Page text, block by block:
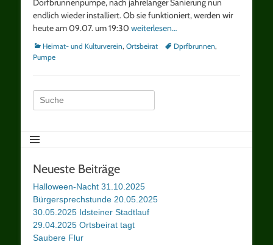
Dorfbrunnenpumpe, nach jahrelanger Sanierung nun
endlich wieder installiert. Ob sie funktioniert, werden wir
heute am 09.07. um 19:30 weiterlesen…
Kategorien
Heimat- und Kulturverein, Ortsbeirat Schlagworte
Dprfbrunnen,
Pumpe
Suche
nach:
Neueste Beiträge
Halloween-Nacht 31.10.2025
Bürgersprechstunde 20.05.2025
30.05.2025 Idsteiner Stadtlauf
29.04.2025 Ortsbeirat tagt
Saubere Flur